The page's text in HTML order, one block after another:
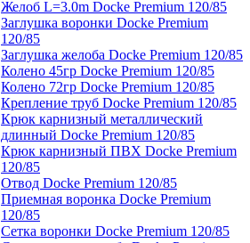
Желоб L=3.0m Docke Premium 120/85
Заглушка воронки Docke Premium
120/85
Заглушка желоба Docke Premium 120/85
Колено 45гр Docke Premium 120/85
Колено 72гр Docke Premium 120/85
Крепление труб Docke Premium 120/85
Крюк карнизный металлический
длинный Docke Premium 120/85
Крюк карнизный ПВХ Docke Premium
120/85
Отвод Docke Premium 120/85
Приемная воронка Docke Premium
120/85
Сетка воронки Docke Premium 120/85